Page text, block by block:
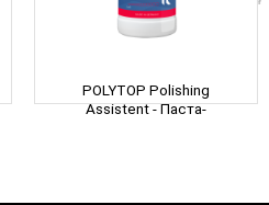
POLYTOP Polishing
Assistent - Паста-